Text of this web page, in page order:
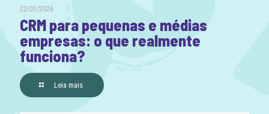
22/01/2026
CRM para pequenas e médias
empresas: o que realmente
funciona?
Leia mais